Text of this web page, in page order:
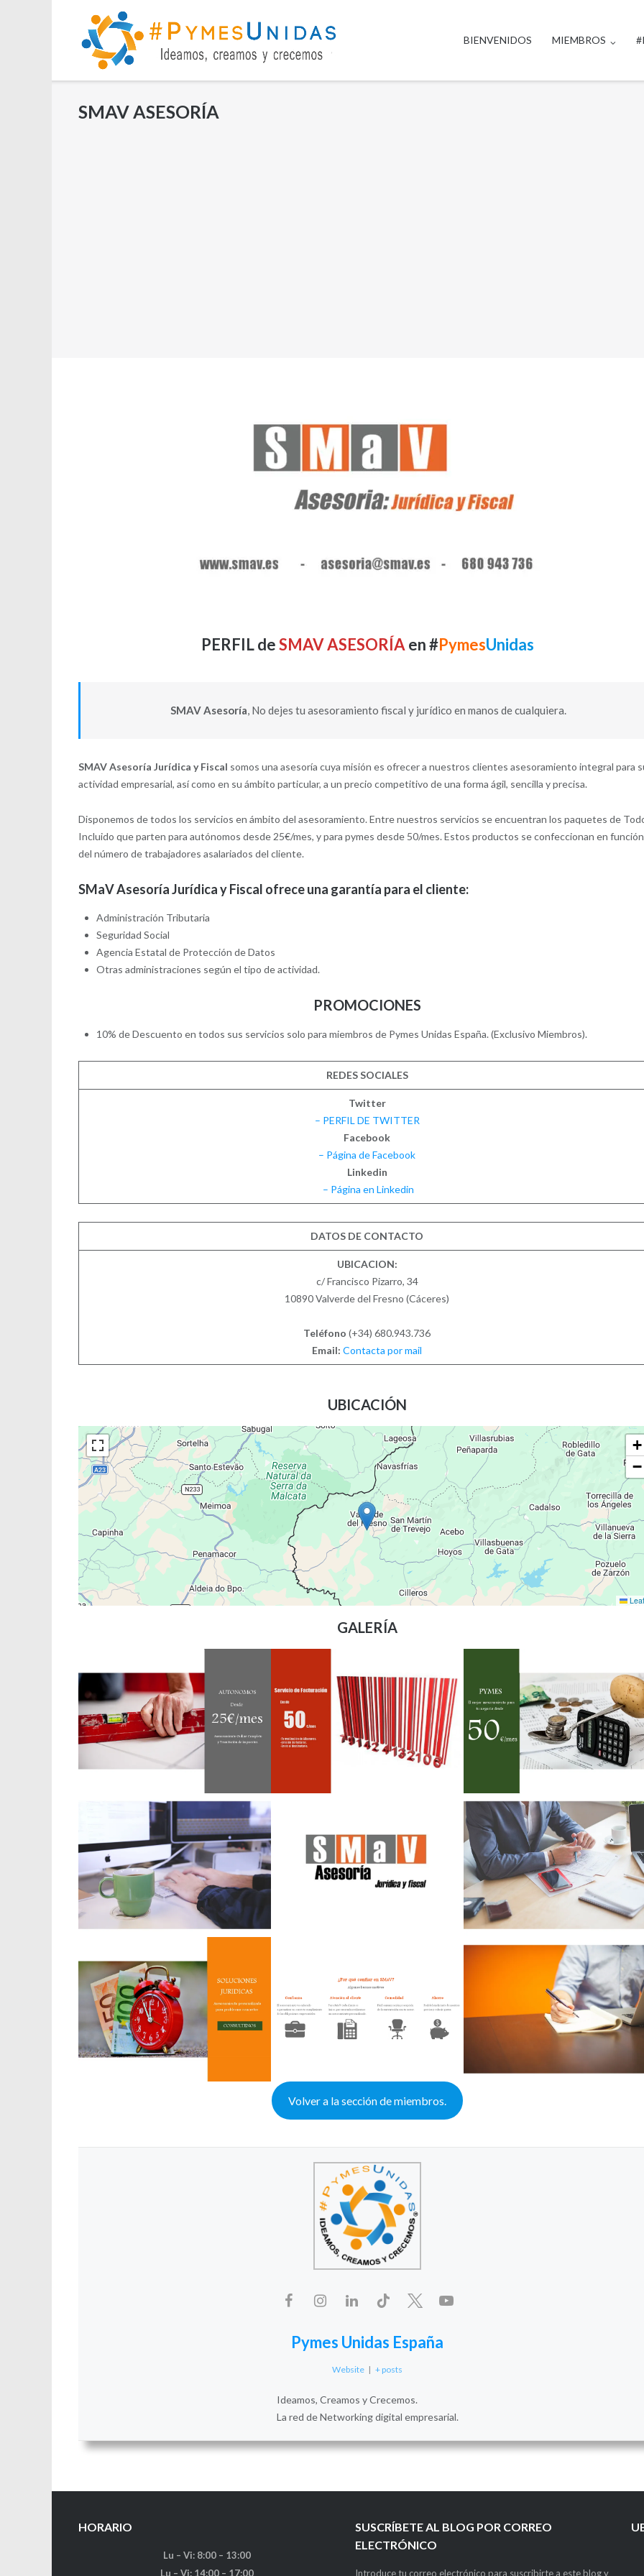
contenido
BIENVENIDOS MIEMBROS
SMAV ASESORÍA
PERFIL deSMAV ASESORÍAen #PymesUnidas
SMAV Asesoría, No dejes tu asesoramiento fiscal y jurídico en manos de cualquiera.
SMAV Asesoría Jurídica y Fiscal somos una asesoría cuya misión es ofrecer a nuestros clientes asesoramiento integral para
actividad empresarial, así como en su ámbito particular, a un precio competitivo de una forma ágil, sencilla y precisa.
Disponemos de todos los servicios en ámbito del asesoramiento. Entre nuestros servicios se encuentran los paquetes de
Incluido que parten para autónomos desde 25€/mes, y para pymes desde 50/mes. Estos productos se confeccionan en función
del número de trabajadores asalariados del cliente.
SMaV Asesoría Jurídica y Fiscal ofrece una garantía para el cliente:
Administración Tributaria
Seguridad Social
Agencia Estatal de Protección de Datos
Otras administraciones según el tipo de actividad.
PROMOCIONES
10% de Descuento en todos sus servicios solo para miembros de Pymes Unidas España. (Exclusivo Miembros).
REDES SOCIALES
Twitter
– PERFIL DE TWITTER
Facebook
– Página de Facebook
Linkedin
– Página en Linkedin
DATOS DE CONTACTO
UBICACION:
c/ Francisco Pizarro, 34
10890 Valverde del Fresno (Cáceres)
Teléfono (+34) 680.943.736
Email: Contacta por mail
UBICACIÓN
+
−
GALERÍA
Volver a la sección de miembros.
Pymes Unidas España
Website | + posts
Ideamos, Creamos y Crecemos.
La red de Networking digital empresarial.
HORARIO
Lu – Vi: 8:00 – 13:00
Lu – Vi: 14:00 – 17:00
SUSCRÍBETE AL BLOG POR CORREO
ELECTRÓNICO
Introduce tu correo electrónico para suscribirte a este blog y